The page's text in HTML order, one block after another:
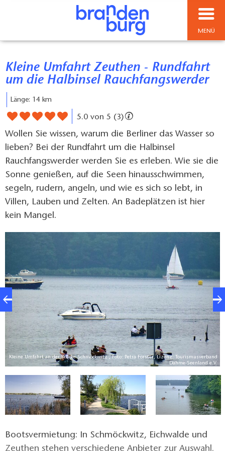
MENÜ
Kleine Umfahrt Zeuthen - Rundfahrt
um die Halbinsel Rauchfangswerder
Länge: 14 km
5.0 von 5 (3)
Wollen Sie wissen, warum die Berliner das Wasser so
lieben? Bei der Rundfahrt um die Halbinsel
Rauchfangswerder werden Sie es erleben. Wie sie die
Sonne genießen, auf die Seen hinausschwimmen,
segeln, rudern, angeln, und wie es sich so lebt, in
Villen, Lauben und Zelten. An Badeplätzen ist hier
kein Mangel.
Kleine Umfahrt an der Brücke Schmöckwitz , Foto: Petra Förster, Lizenz: Tourismusverband
Dahme-Seenland e.V.
Bootsvermietung: In Schmöckwitz, Eichwalde und
Zeuthen stehen verschiedene Anbieter zur Auswahl.